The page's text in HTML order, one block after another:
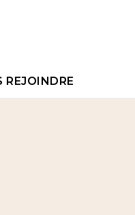
REJOINDRE